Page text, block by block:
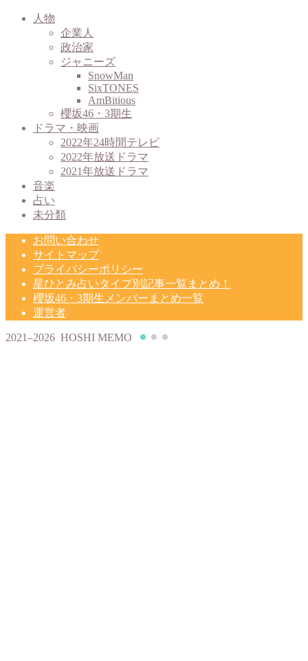
人物
企業人
政治家
ジャニーズ
SnowMan
SixTONES
AmBitious
櫻坂46・3期生
ドラマ・映画
2022年24時間テレビ
2022年放送ドラマ
2021年放送ドラマ
音楽
占い
未分類
お問い合わせ
サイトマップ
プライバシーポリシー
星ひとみ占いタイプ別記事一覧まとめ！
櫻坂46・3期生メンバーまとめ一覧
運営者
2021–2026 HOSHI MEMO